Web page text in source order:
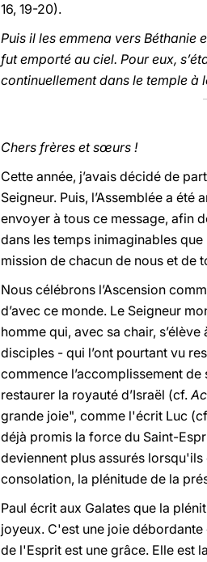
16, 19-20).
Puis il les emmena vers Béthanie
fut emporté au ciel. Pour eux,
continuellement dans le temple à
Chers frères et sœurs !
Cette année, j’avais décidé de
Seigneur. Puis, l’Assemblée a
envoyer à tous ce message, afin
dans les temps inimaginables
mission de chacun de nous et de
Nous célébrons l’Ascension
d’avec ce monde. Le Seigneur
homme qui, avec sa chair,
disciples - qui l’ont pourtant vu
commence l’accomplissement
restaurer la royauté d’Israël (cf.Ac
grande joie", comme l'écrit Luc
déjà promis la force du Saint-
deviennent plus assurés
consolation, la plénitude de la
Paul écrit aux Galates que la
joyeux. C'est une joie
de l'Esprit est une grâce. Elle est